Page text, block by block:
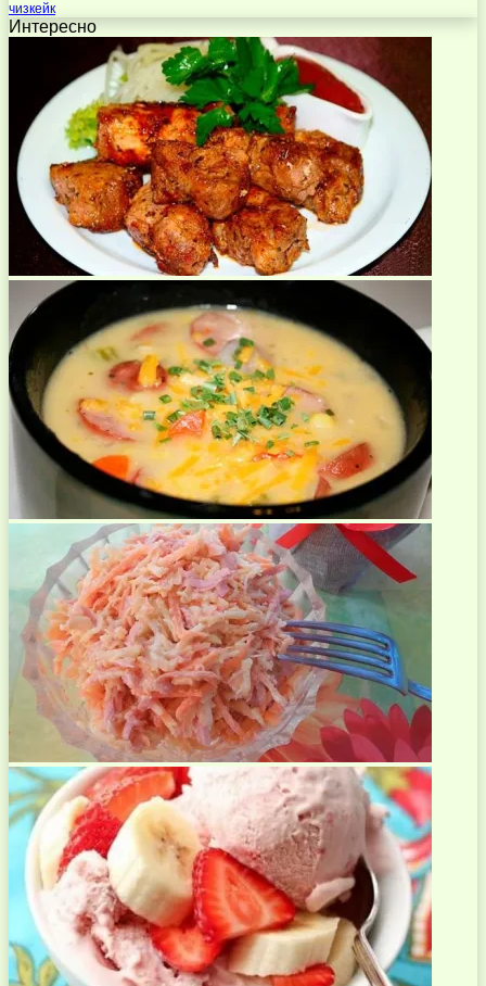
чизкейк
Интересно